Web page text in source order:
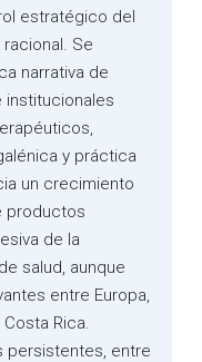
estratégico del
Se
narrativa de
institucionales
y práctica
un crecimiento
productos
de la
salud, aunque
entre Europa,
Rica.
persistentes, entre